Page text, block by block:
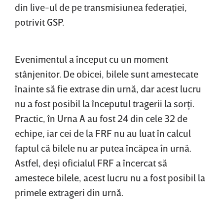
din live-ul de pe transmisiunea federaţiei,
potrivit GSP.
Evenimentul a început cu un moment
stânjenitor. De obicei, bilele sunt amestecate
înainte să fie extrase din urnă, dar acest lucru
nu a fost posibil la începutul tragerii la sorţi.
Practic, în Urna A au fost 24 din cele 32 de
echipe, iar cei de la FRF nu au luat în calcul
faptul că bilele nu ar putea încăpea în urnă.
Astfel, deşi oficialul FRF a încercat să
amestece bilele, acest lucru nu a fost posibil la
primele extrageri din urnă.